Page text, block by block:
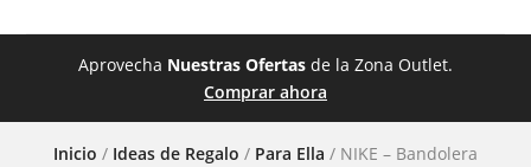
Aprovecha Nuestras Ofertasde la Zona Outlet.
Comprar ahora
Inicio / Ideas de Regalo / Para Ella / NIKE – Bandolera